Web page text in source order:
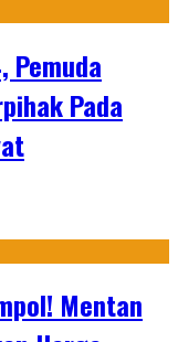
Pemuda
Pada
Mentan